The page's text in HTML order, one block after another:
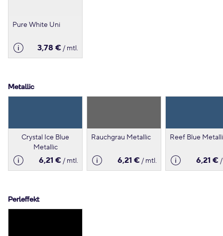
Pure White Uni
3,78 €/ mtl.
Metallic
Crystal Ice Blue
Metallic
6,21 €/ mtl.
Rauchgrau Metallic
6,21 €/ mtl.
Reef Blue
6,21 €
Perleffekt